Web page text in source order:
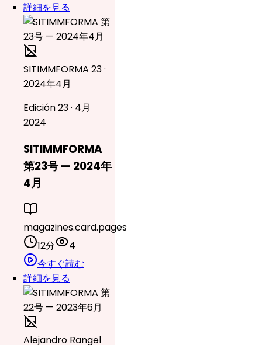
詳細を見る
SITIMMFORMA 23 ·
2024年4月
Edición 23 · 4月
2024
SITIMMFORMA
第23号 — 2024年
4月
magazines.card.pages
12分
4
今すぐ読む
詳細を見る
Alejandro Rangel